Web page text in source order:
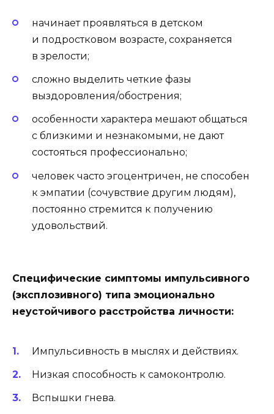
начинает проявляться в детском
и подростковом возрасте, сохраняется
в зрелости;
сложно выделить четкие фазы
выздоровления/обострения;
особенности характера мешают общаться
с близкими и незнакомыми, не дают
состояться профессионально;
человек часто эгоцентричен, не способен
к эмпатии (сочувствие другим людям),
постоянно стремится к получению
удовольствий.
Специфические симптомы импульсивного
(эксплозивного) типа эмоционально
неустойчивого расстройства личности:
Импульсивность в мыслях и действиях.
Низкая способность к самоконтролю.
Вспышки гнева.